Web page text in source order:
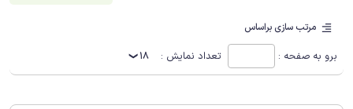
مرتب سازی براساس
برو به صفحه : تعداد نمایش : 18